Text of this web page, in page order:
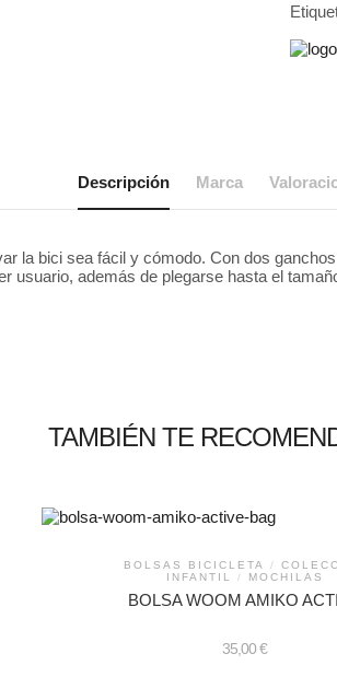
Descripción Marca
la bici sea fácil y cómodo. Con dos
usuario, además de plegarse hasta el
TAMBIÉN TE
BOLSAS BICICLETA /
INFANTIL
/ MOCHILAS
BOLSA WOOM AMIKO
35,00€